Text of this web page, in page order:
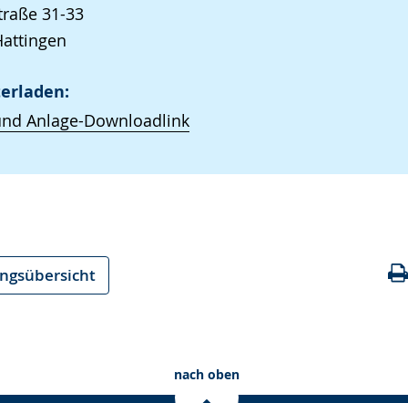
31-33
Anlage-Downloadlink
nach oben